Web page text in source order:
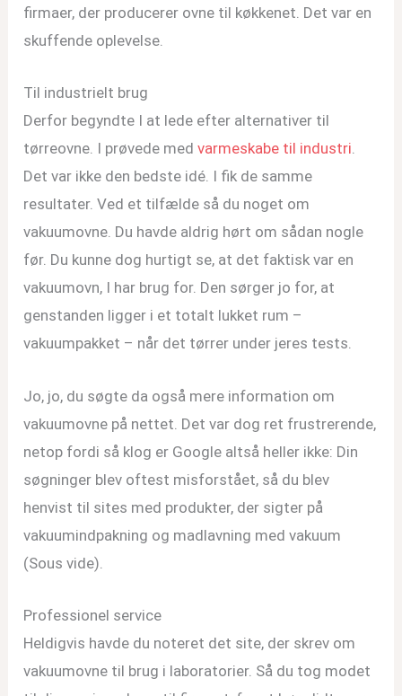
firmaer, der producerer ovne til køkkenet. Det var en
skuffende oplevelse.
Til industrielt brug
Derfor begyndte I at lede efter alternativer til
tørreovne. I prøvede medvarmeskabe til industri.
Det var ikke den bedste idé. I fik de samme
resultater. Ved et tilfælde så du noget om
vakuumovne. Du havde aldrig hørt om sådan nogle
før. Du kunne dog hurtigt se, at det faktisk var en
vakuumovn, I har brug for. Den sørger jo for, at
genstanden ligger i et totalt lukket rum –
vakuumpakket – når det tørrer under jeres tests.
Jo, jo, du søgte da også mere information om
vakuumovne på nettet. Det var dog ret frustrerende,
netop fordi så klog er Google altså heller ikke: Din
søgninger blev oftest misforstået, så du blev
henvist til sites med produkter, der sigter på
vakuumindpakning og madlavning med vakuum
(Sous vide).
Professionel service
Heldigvis havde du noteret det site, der skrev om
vakuumovne til brug i laboratorier. Så du tog modet